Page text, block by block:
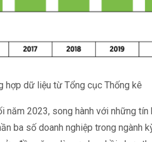
hợp dữ liệu từ Tổng cục Thống kê
năm 2023, song hành với những
ba số doanh nghiệp trong ngành